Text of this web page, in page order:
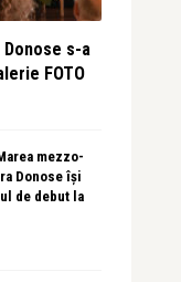
Donose s-a
FOTO
mezzo-
Donose își
de debut la